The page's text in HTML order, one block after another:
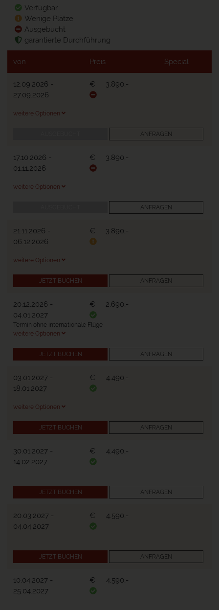
Verfügbar
Wenige Plätze
Ausgebucht
garantierte Durchführung
von Preis Special
12.09.2026 -
27.09.2026
€ 3.890,-
weitere Optionen
ANFRAGEN
17.10.2026 -
01.11.2026
€ 3.890,-
weitere Optionen
ANFRAGEN
21.11.2026 -
06.12.2026
€ 3.890,-
weitere Optionen
JETZT BUCHEN ANFRAGEN
20.12.2026 -
04.01.2027
€ 2.690,-
Termin ohne internationale Flüge
weitere Optionen
JETZT BUCHEN ANFRAGEN
03.01.2027 -
18.01.2027
€ 4.490,-
weitere Optionen
JETZT BUCHEN ANFRAGEN
30.01.2027 -
14.02.2027
€ 4.490,-
JETZT BUCHEN ANFRAGEN
20.03.2027 -
04.04.2027
€ 4.590,-
JETZT BUCHEN ANFRAGEN
10.04.2027 -
25.04.2027
€ 4.590,-